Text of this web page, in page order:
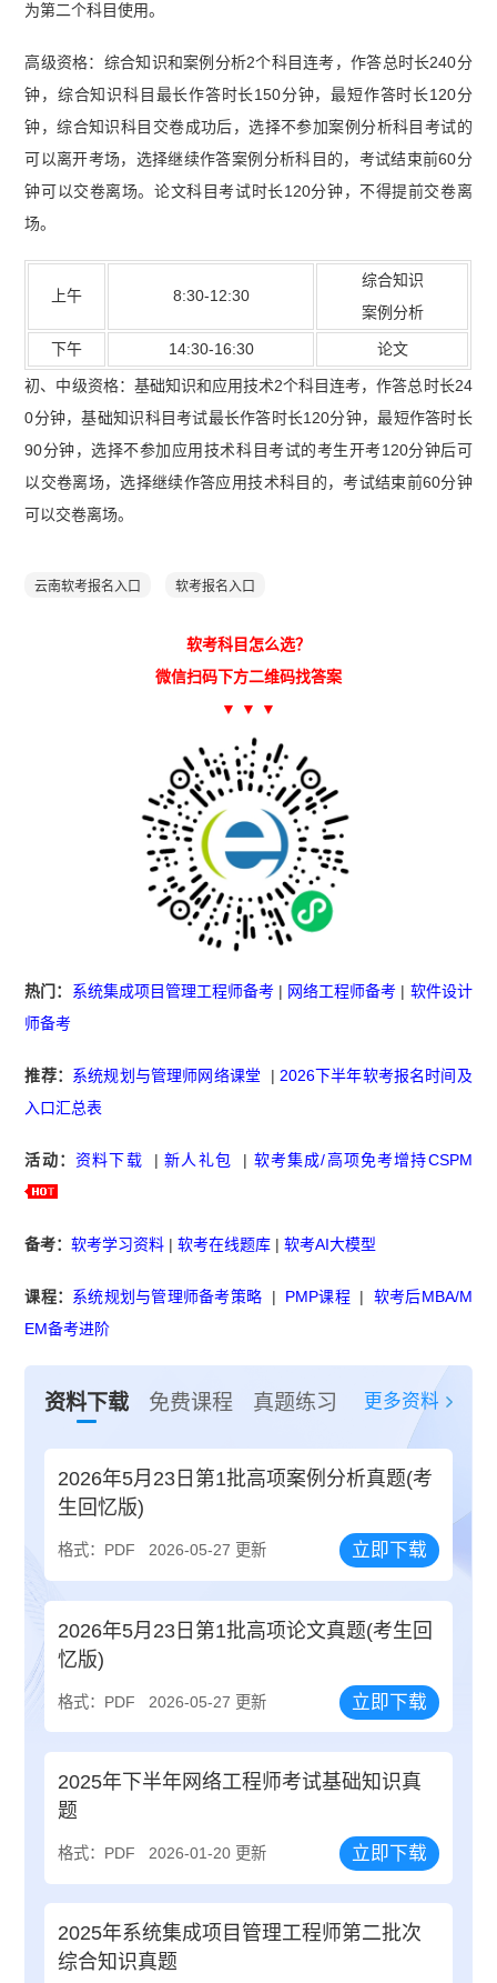
为第二个科目使用。
高级资格：综合知识和案例分析2个科目连考，作答总时长240分
钟，综合知识科目最长作答时长150分钟，最短作答时长120分
钟，综合知识科目交卷成功后，选择不参加案例分析科目考试的
可以离开考场，选择继续作答案例分析科目的，考试结束前60分
钟可以交卷离场。论文科目考试时长120分钟，不得提前交卷离
场。
上午 8:30-12:30
综合知识
案例分析
下午 14:30-16:30 论文
初、中级资格：基础知识和应用技术2个科目连考，作答总时长24
0分钟，基础知识科目考试最长作答时长120分钟，最短作答时长
90分钟，选择不参加应用技术科目考试的考生开考120分钟后可
以交卷离场，选择继续作答应用技术科目的，考试结束前60分钟
可以交卷离场。
云南软考报名入口 软考报名入口
软考科目怎么选？
微信扫码下方二维码找答案
▼ ▼ ▼
热门： 系统集成项目管理工程师备考 | 网络工程师备考 | 软件设计
师备考
推荐： 系统规划与管理师网络课堂 | 2026下半年软考报名时间及
入口汇总表
活动： 资料下载 |新人礼包 | 软考集成/高项免考增持CSPM
备考：软考学习资料 |软考在线题库 |软考AI大模型
课程： 系统规划与管理师备考策略 | PMP课程| 软考后MBA/M
EM备考进阶
资料下载 免费课程 真题练习 更多资料
2026年5月23日第1批高项案例分析真题(考
生回忆版)
格式：PDF 2026-05-27 更新 立即下载
2026年5月23日第1批高项论文真题(考生回
忆版)
格式：PDF 2026-05-27 更新 立即下载
2025年下半年网络工程师考试基础知识真
题
格式：PDF 2026-01-20 更新 立即下载
2025年系统集成项目管理工程师第二批次
综合知识真题